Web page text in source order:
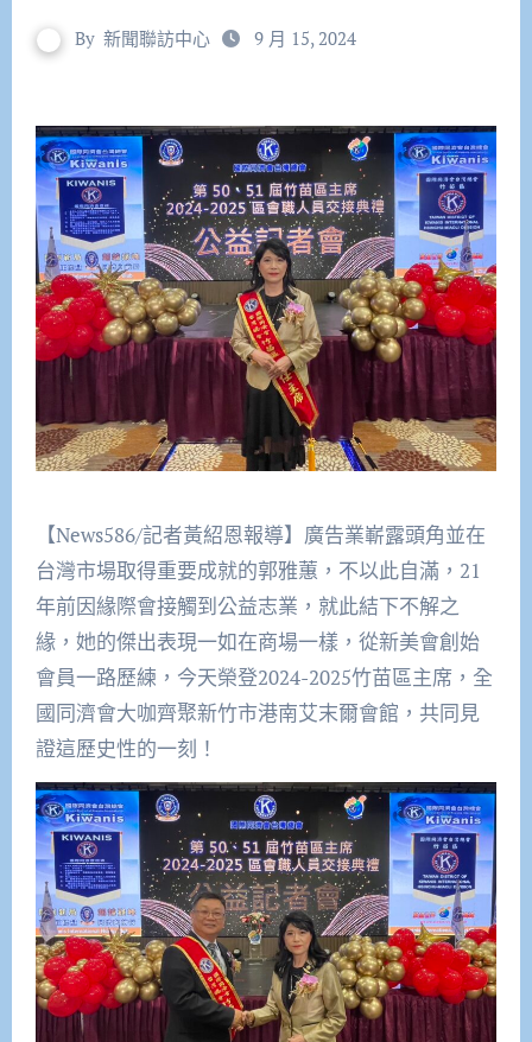
By 新聞聯訪中心 9 月 15, 2024
【News586/記者黃紹恩報導】廣告業嶄露頭角並在
台灣市場取得重要成就的郭雅蕙，不以此自滿，21
年前因緣際會接觸到公益志業，就此結下不解之
緣，她的傑出表現一如在商場一樣，從新美會創始
會員一路歷練，今天榮登2024-2025竹苗區主席，全
國同濟會大咖齊聚新竹市港南艾末爾會館，共同見
證這歷史性的一刻！